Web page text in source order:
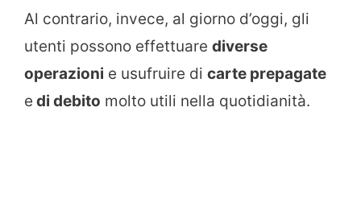
Al contrario, invece, al giorno d’oggi, gli
utenti possono effettuare diverse
operazioni e usufruire di carte prepagate
e di debito molto utili nella quotidianità.